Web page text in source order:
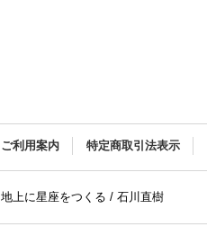
ご利用案内 特定商取引法表示
地上に星座をつくる / 石川直樹